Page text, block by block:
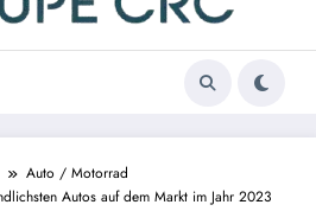
Auto / Motorrad
Autos auf dem Markt im Jahr 2023